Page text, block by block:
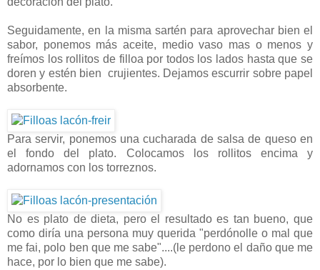
Seguidamente, en la misma sartén para aprovechar bien el
sabor, ponemos más aceite, medio vaso mas o menos y
freímos los rollitos de filloa por todos los lados hasta que se
doren y estén bien crujientes. Dejamos escurrir sobre papel
absorbente.
Para servir, ponemos una cucharada de salsa de queso en
el fondo del plato. Colocamos los rollitos encima y
adornamos con los torreznos.
No es plato de dieta, pero el resultado es tan bueno, que
como diría una persona muy querida "perdónolle o mal que
me fai, polo ben que me sabe"....(le perdono el daño que me
hace, por lo bien que me sabe).